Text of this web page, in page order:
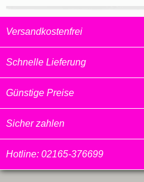
Versandkostenfrei
Schnelle Lieferung
Günstige Preise
Sicher zahlen
Hotline: 02165-376699